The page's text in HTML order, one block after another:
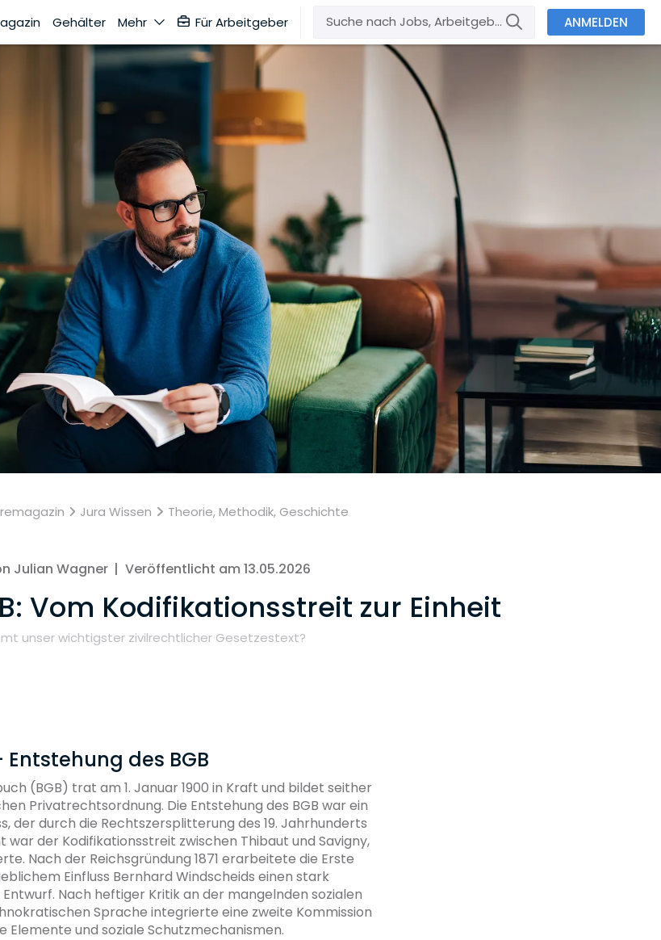
Gehälter Mehr Für Arbeitgeber ANMELDEN
Jura Wissen Theorie, Methodik, Geschichte
Julian Wagner | Veröffentlicht am 13.05.2026
Vom Kodifikationsstreit zur Einheit
unser wichtigster zivilrechtlicher Gesetzestext?
des BGB
(BGB) trat am 1. Januar 1900 in Kraft und bildet seither
Privatrechtsordnung. Die Entstehung des BGB war ein
der durch die Rechtszersplitterung des 19. Jahrhunderts
der Kodifikationsstreit zwischen Thibaut und Savigny,
Nach der Reichsgründung 1871 erarbeitete die Erste
Einfluss Bernhard Windscheids einen stark
Nach heftiger Kritik an der mangelnden sozialen
Sprache integrierte eine zweite Kommission
und soziale Schutzmechanismen.